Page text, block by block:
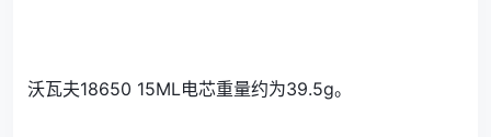
沃瓦夫18650 15ML电芯重量约为39.5g。